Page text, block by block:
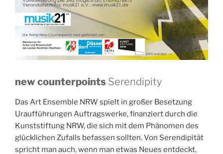
new counterpoints Serendipity
Das Art Ensemble NRW spielt in großer Besetzung
Uraufführungen Auftragswerke, finanziert durch die
Kunststiftung NRW, die sich mit dem Phänomen des
glücklichen Zufalls befassen sollten. Von Serendipität
spricht man auch, wenn man etwas Neues entdeckt,